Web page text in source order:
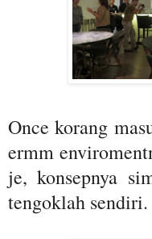
Once korang
ermm
je, konsepnya
tengoklah sendiri.